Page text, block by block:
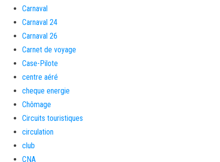
Carnaval
Carnaval 24
Carnaval 26
Carnet de voyage
Case-Pilote
centre aéré
cheque energie
Chômage
Circuits touristiques
circulation
club
CNA